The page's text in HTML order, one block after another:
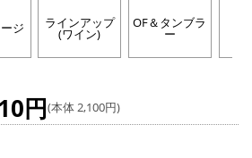
ジ ラインアップ
(ワイン)
OF＆タンブラ
ー
円(本体 2,100円)